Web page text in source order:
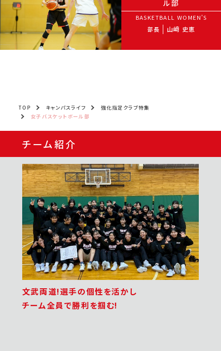
ル部
BASKETBALL WOMEN'S
部長
山﨑 史恵
TOP キャンパスライフ
強化指定クラブ特集
女子バスケットボール部
チーム紹介
文武両道!選手の個性を活かし
チーム全員で勝利を掴む!